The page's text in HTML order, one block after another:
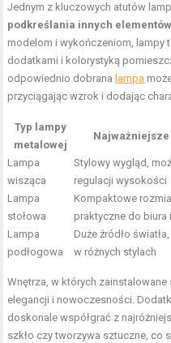
Jednym z kluczowych atutów
podkreślania innych
modelom i wykończeniom, lampy
dodatkami i kolorystyką
odpowiednio dobrana lampa
przyciągając wzrok i dodając
Typ lampy
metalowej
Lampa
wisząca
Stylowy wygląd,
regulacji wysokości
Lampa
stołowa
Kompaktowe
praktyczne do biura
Lampa
podłogowa
Duże źródło
w różnych stylach
Wnętrza, w których
elegancji i nowoczesności.
doskonale współgrać z
szkło czy tworzywa sztuczne, co